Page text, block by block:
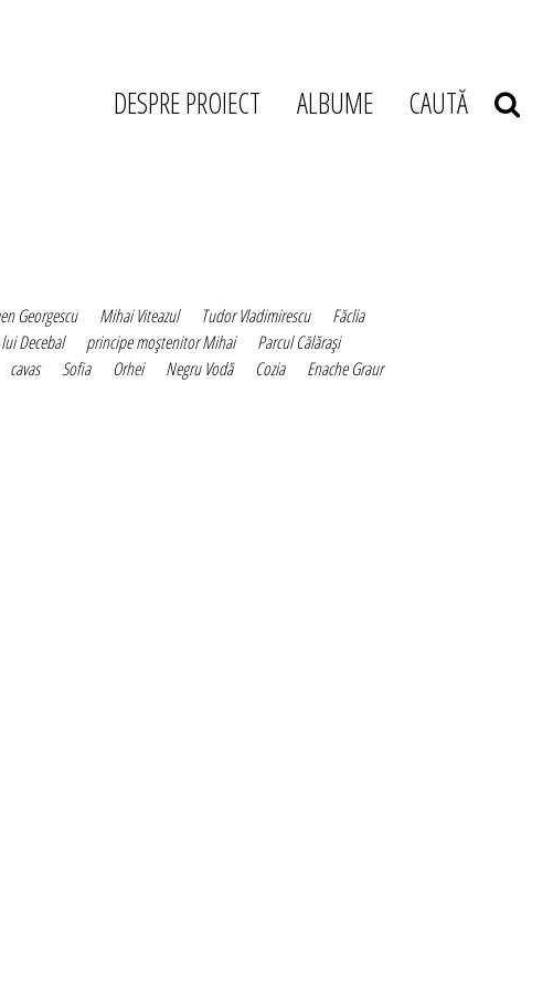
DESPRE PROIECT ALBUME CAUTĂ
Georgescu Mihai Viteazul Tudor Vladimirescu
Făclia
Decebal principe moştenitor Mihai
Parcul Călăraşi
cavas Sofia Orhei Negru Vodă Cozia
Enache Graur